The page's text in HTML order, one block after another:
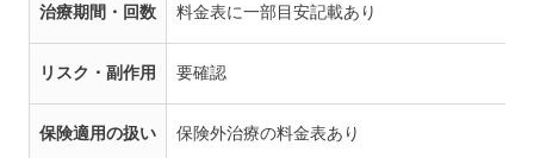
治療期間・回数 料金表に一部目安記載あり
リスク・副作用 要確認
保険適用の扱い 保険外治療の料金表あり